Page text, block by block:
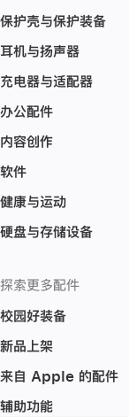
保护壳与保护装备
耳机与扬声器
充电器与适配器
办公配件
内容创作
软件
健康与运动
硬盘与存储设备
探索更多配件
校园好装备
新品上架
来自 Apple 的配件
辅助功能